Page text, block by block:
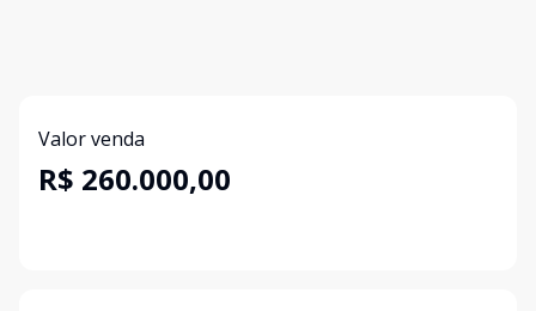
Valor venda
R$ 260.000,00